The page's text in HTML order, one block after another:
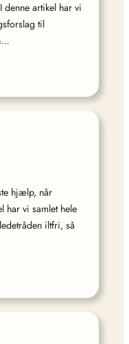
artikel har vi
til
hjælp, når
har vi samlet hele
iltfri, så